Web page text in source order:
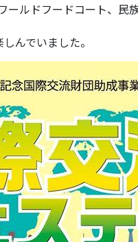
ルドフードコート、民
んでいました。